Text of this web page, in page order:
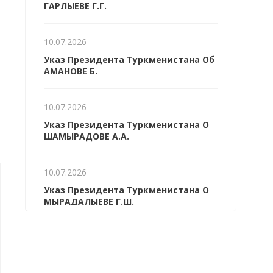
06.08.2026
Туркменские специалисты
06.08.2026
ГАРЛЫЕВЕ Г.Г.
10.07.2026
Указ Президента Туркменистана Об
АМАНОВЕ Б.
10.07.2026
Указ Президента Туркменистана О
ШАМЫРАДОВЕ А.А.
10.07.2026
Указ Президента Туркменистана О
МЫРАДАЛЫЕВЕ Г.Ш.